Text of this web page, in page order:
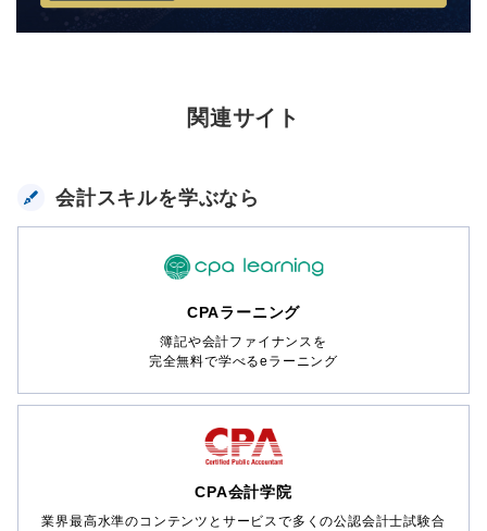
関連サイト
会計スキルを学ぶなら
CPAラーニング
簿記や会計ファイナンスを
完全無料で学べるeラーニング
CPA会計学院
業界最高水準のコンテンツとサービスで多くの公認会計士試験合